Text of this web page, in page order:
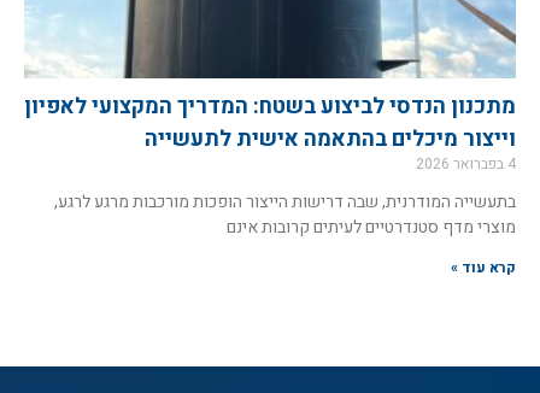
מתכנון הנדסי לביצוע בשטח: המדריך המקצועי לאפיון
וייצור מיכלים בהתאמה אישית לתעשייה
4 בפברואר 2026
בתעשייה המודרנית, שבה דרישות הייצור הופכות מורכבות מרגע לרגע,
מוצרי מדף סטנדרטיים לעיתים קרובות אינם
קרא עוד »